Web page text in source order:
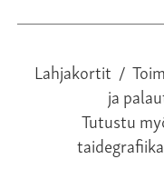
Lahjakortit /
ja
Tutustu